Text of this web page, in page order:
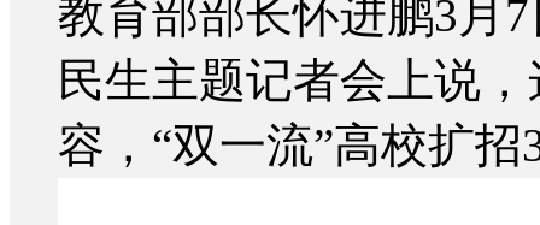
教育部部长怀进鹏3月
民生主题记者会上说
容，“双一流”高校扩招